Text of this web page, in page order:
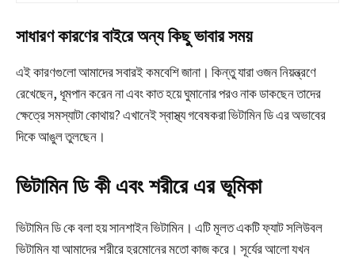
সাধারণ কারণের বাইরে অন্য কিছু ভাবার সময়
এই কারণগুলো আমাদের সবারই কমবেশি জানা। কিন্তু যারা ওজন নিয়ন্ত্রণে
রেখেছেন, ধূমপান করেন না এবং কাত হয়ে ঘুমানোর পরও নাক ডাকছেন তাদের
ক্ষেত্রে সমস্যাটা কোথায়? এখানেই স্বাস্থ্য গবেষকরা ভিটামিন ডি এর অভাবের
দিকে আঙুল তুলছেন।
ভিটামিন ডি কী এবং শরীরে এর ভূমিকা
ভিটামিন ডি কে বলা হয় সানশাইন ভিটামিন। এটি মূলত একটি ফ্যাট সলিউবল
ভিটামিন যা আমাদের শরীরে হরমোনের মতো কাজ করে। সূর্যের আলো যখন